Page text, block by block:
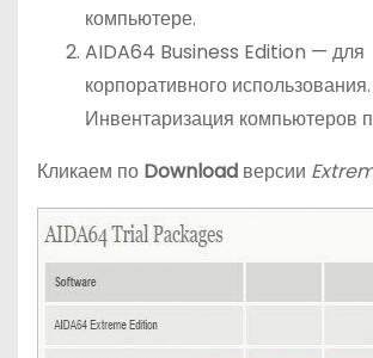
компьютере.
AIDA64 Business Edition — для
корпоративного использования.
Инвентаризация компьютеров
Кликаем по Download версии